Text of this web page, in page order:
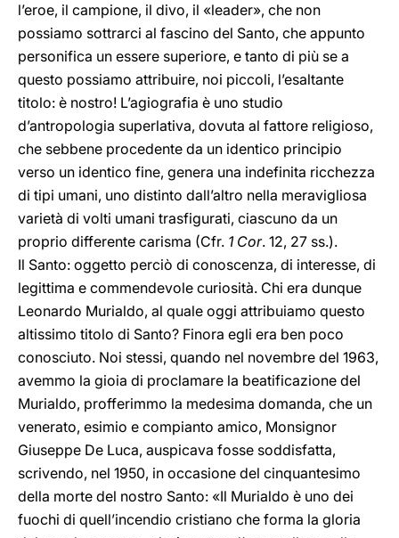
l’eroe, il campione, il divo, il «leader», che non
possiamo sottrarci al fascino del Santo, che appunto
personifica un essere superiore, e tanto di più se a
questo possiamo attribuire, noi piccoli, l’esaltante
titolo: è nostro! L’agiografia è uno studio
d’antropologia superlativa, dovuta al fattore religioso,
che sebbene procedente da un identico principio
verso un identico fine, genera una indefinita ricchezza
di tipi umani, uno distinto dall’altro nella meravigliosa
varietà di volti umani trasfigurati, ciascuno da un
proprio differente carisma (Cfr. 1 Cor. 12, 27 ss.).
Il Santo: oggetto perciò di conoscenza, di interesse, di
legittima e commendevole curiosità. Chi era dunque
Leonardo Murialdo, al quale oggi attribuiamo questo
altissimo titolo di Santo? Finora egli era ben poco
conosciuto. Noi stessi, quando nel novembre del 1963,
avemmo la gioia di proclamare la beatificazione del
Murialdo, profferimmo la medesima domanda, che un
venerato, esimio e compianto amico, Monsignor
Giuseppe De Luca, auspicava fosse soddisfatta,
scrivendo, nel 1950, in occasione del cinquantesimo
della morte del nostro Santo: «Il Murialdo è uno dei
fuochi di quell’incendio cristiano che forma la gloria